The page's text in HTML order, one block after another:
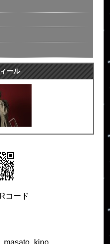
ール
コード